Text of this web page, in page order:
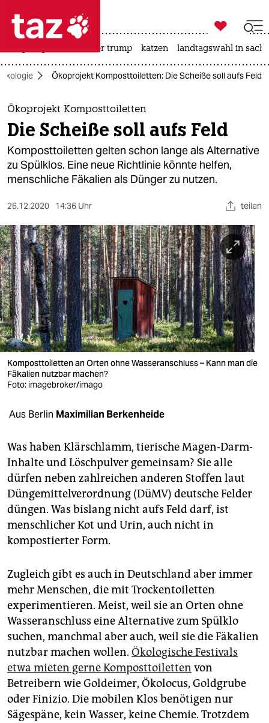
 taz zahl ich
taz zahl ich
themen
politik
öko
sport
berlin
nord
wahrheit
verlag
verlag
shop
fragen & hilfe
unterstützen
abo
genossenschaft
epaper login

taz zahl ich
usa unter trump katzen landtagswahl in
Ökologie Ökoprojekt Komposttoiletten: Die Scheiße soll aufs Feld
Ökoprojekt Komposttoiletten
Die Scheiße soll aufs Feld
Komposttoiletten gelten schon lange als Alternative
zu Spülklos. Eine neue Richtlinie könnte helfen,
menschliche Fäkalien als Dünger zu nutzen.
26.12.2020 14:36 Uhr teilen
Komposttoiletten an Orten ohne Wasseranschluss – Kann man die
Fäkalien nutzbar machen?
Foto: imagebroker/imago
Aus Berlin Maximilian Berkenheide
Was haben Klärschlamm, tierische Magen-Darm-
Inhalte und Löschpulver gemeinsam? Sie alle
dürfen neben zahlreichen anderen Stoffen laut
Düngemittelverordnung (DüMV) deutsche Felder
düngen. Was bislang nicht aufs Feld darf, ist
menschlicher Kot und Urin, auch nicht in
kompostierter Form.
Zugleich gibt es auch in Deutschland aber immer
mehr Menschen, die mit Trockentoiletten
experimentieren. Meist, weil sie an Orten ohne
Wasseranschluss eine Alternative zum Spülklo
suchen, manchmal aber auch, weil sie die Fäkalien
nutzbar machen wollen. Ökologische Festivals
etwa mieten gerne Komposttoiletten von
Betreibern wie Goldeimer, Ökolocus, Goldgrube
oder Finizio. Die mobilen Klos benötigen nur
Sägespäne, kein Wasser, keine Chemie. Trotzdem